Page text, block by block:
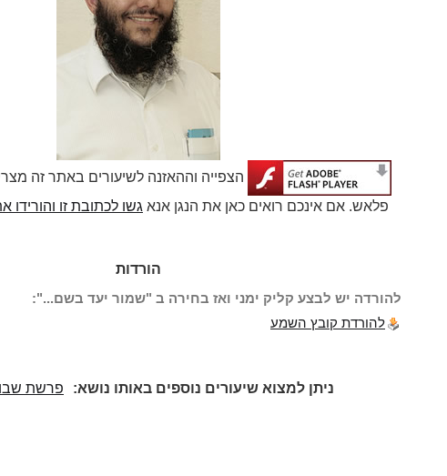
הצפייה וההאזנה לשיעורים באתר זה
פלאש. אם אינכם רואים כאן את הנגן אנא גשו לכתובת זו והורידו
הורדות
להורדה יש לבצע קליק ימני ואז בחירה ב "שמור יעד בשם...":
להורדת קובץ השמע
ניתן למצוא שיעורים נוספים באותו נושא: פרשת